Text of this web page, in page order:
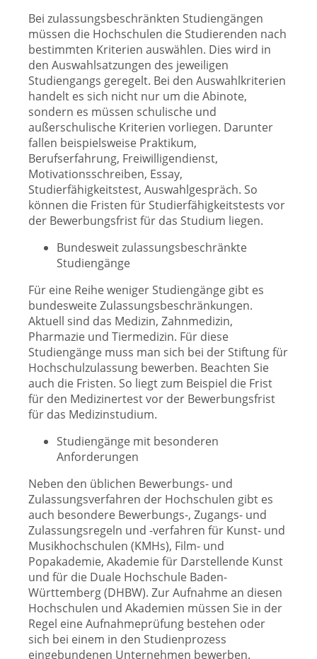
Bei zulassungsbeschränkten Studiengängen
müssen die Hochschulen die Studierenden nach
bestimmten Kriterien auswählen. Dies wird in
den Auswahlsatzungen des jeweiligen
Studiengangs geregelt. Bei den Auswahlkriterien
handelt es sich nicht nur um die Abinote,
sondern es müssen schulische und
außerschulische Kriterien vorliegen. Darunter
fallen beispielsweise Praktikum,
Berufserfahrung, Freiwilligendienst,
Motivationsschreiben, Essay,
Studierfähigkeitstest, Auswahlgespräch. So
können die Fristen für Studierfähigkeitstests vor
der Bewerbungsfrist für das Studium liegen.
Bundesweit zulassungsbeschränkte
Studiengänge
Für eine Reihe weniger Studiengänge gibt es
bundesweite Zulassungsbeschränkungen.
Aktuell sind das Medizin, Zahnmedizin,
Pharmazie und Tiermedizin. Für diese
Studiengänge muss man sich bei der Stiftung für
Hochschulzulassung bewerben. Beachten Sie
auch die Fristen. So liegt zum Beispiel die Frist
für den Medizinertest vor der Bewerbungsfrist
für das Medizinstudium.
Studiengänge mit besonderen
Anforderungen
Neben den üblichen Bewerbungs- und
Zulassungsverfahren der Hochschulen gibt es
auch besondere Bewerbungs-, Zugangs- und
Zulassungsregeln und -verfahren für Kunst- und
Musikhochschulen (KMHs), Film- und
Popakademie, Akademie für Darstellende Kunst
und für die Duale Hochschule Baden-
Württemberg (DHBW). Zur Aufnahme an diesen
Hochschulen und Akademien müssen Sie in der
Regel eine Aufnahmeprüfung bestehen oder
sich bei einem in den Studienprozess
eingebundenen Unternehmen bewerben.